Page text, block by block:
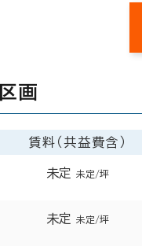
画
賃料（共益費含）
未定 未定/坪
未定 未定/坪